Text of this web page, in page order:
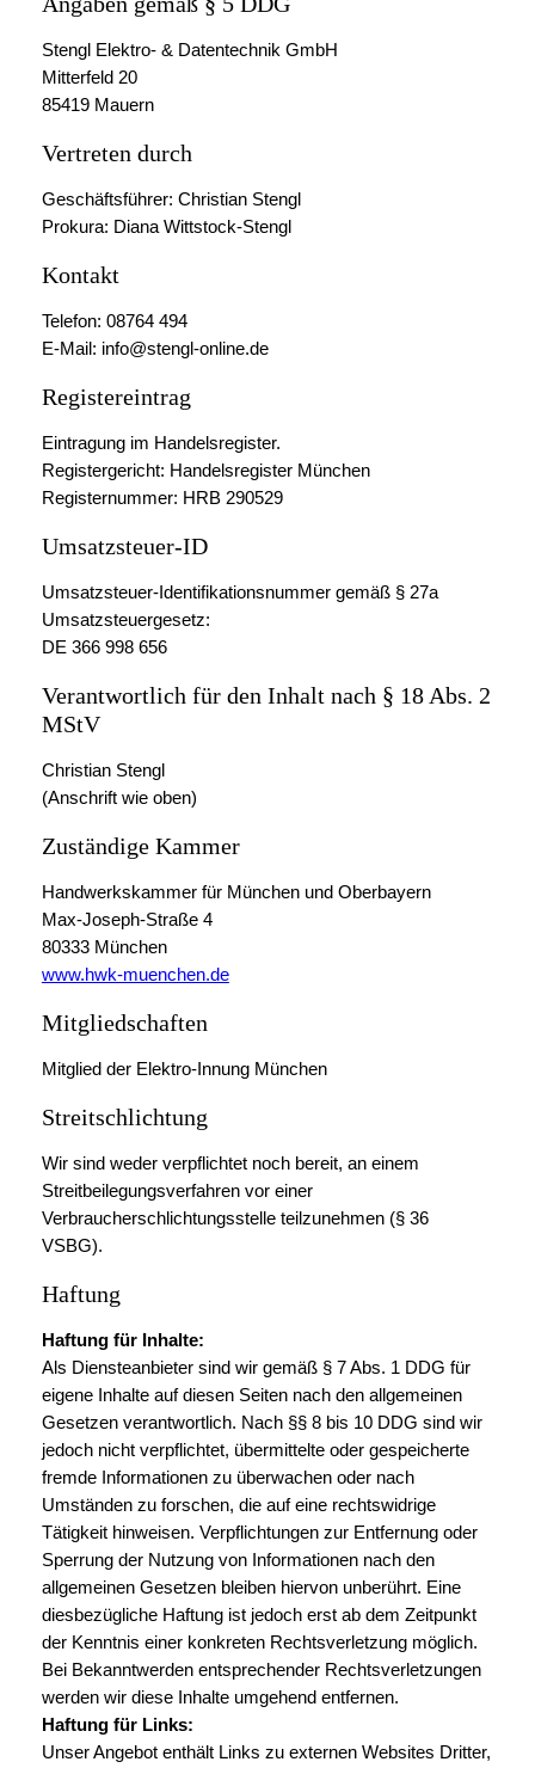
Stengl Elektro- & Datentechnik GmbH
Mitterfeld 20
85419 Mauern
Vertreten durch
Geschäftsführer: Christian Stengl
Prokura: Diana Wittstock-Stengl
Kontakt
Telefon: 08764 494
E-Mail: info@stengl-online.de
Registereintrag
Eintragung im Handelsregister.
Registergericht: Handelsregister München
Registernummer: HRB 290529
Umsatzsteuer-ID
Umsatzsteuer-Identifikationsnummer gemäß § 27a
Umsatzsteuergesetz:
DE 366 998 656
Verantwortlich für den Inhalt nach § 18 Abs. 2
MStV
Christian Stengl
(Anschrift wie oben)
Zuständige Kammer
Handwerkskammer für München und Oberbayern
Max-Joseph-Straße 4
80333 München
www.hwk-muenchen.de
Mitgliedschaften
Mitglied der Elektro-Innung München
Streitschlichtung
Wir sind weder verpflichtet noch bereit, an einem
Streitbeilegungsverfahren vor einer
Verbraucherschlichtungsstelle teilzunehmen (§ 36
VSBG).
Haftung
Haftung für Inhalte:
Als Diensteanbieter sind wir gemäß § 7 Abs. 1 DDG für
eigene Inhalte auf diesen Seiten nach den allgemeinen
Gesetzen verantwortlich. Nach §§ 8 bis 10 DDG sind wir
jedoch nicht verpflichtet, übermittelte oder gespeicherte
fremde Informationen zu überwachen oder nach
Umständen zu forschen, die auf eine rechtswidrige
Tätigkeit hinweisen. Verpflichtungen zur Entfernung oder
Sperrung der Nutzung von Informationen nach den
allgemeinen Gesetzen bleiben hiervon unberührt. Eine
diesbezügliche Haftung ist jedoch erst ab dem Zeitpunkt
der Kenntnis einer konkreten Rechtsverletzung möglich.
Bei Bekanntwerden entsprechender Rechtsverletzungen
werden wir diese Inhalte umgehend entfernen.
Haftung für Links:
Unser Angebot enthält Links zu externen Websites Dritter,